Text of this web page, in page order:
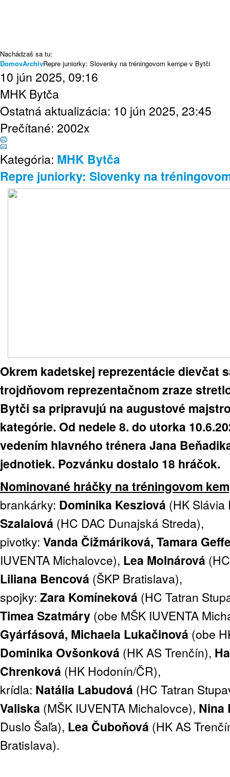
Nachádzaš sa tu:
DomovArchívRepre juniorky: Slovenky na tréningovom kempe v Bytči
10 jún 2025, 09:16
MHK Bytča
Ostatná aktualizácia: 10 jún 2025, 23:45
Prečítané: 2002x
Kategória: MHK Bytča
Repre juniorky: Slovenky na
Okrem kadetskej reprezentácie dievčat
trojdňovom reprezentačnom zraze
Bytči sa pripravujú na augustové
kategórie. Od nedele 8. do utorka
vedením hlavného trénera Jana
jednotiek. Pozvánku dostalo 18 hráčok.
Nominované hráčky na tréningovom
brankárky: Dominika Kesziová (HK
Szalaiová (HC DAC Dunajská Streda),
pivotky: Vanda Čižmáriková, Tamara
IUVENTA Michalovce), Lea Molnárová
Liliana Bencová (ŠKP Bratislava),
spojky: Zara Komíneková (HC Tatran
Timea Szatmáry (obe MŠK IUVENTA
Gyárfásová, Michaela Lukačinová (obe
Dominika Ovšonková (HK AS Trenčín),
Chrenková (HK Hodonín/ČR),
krídla: Natália Labudová (HC Tatran
Valiska (MŠK IUVENTA Michalovce), Nina
Duslo Šaľa), Lea Čuboňová (HK AS
Bratislava).